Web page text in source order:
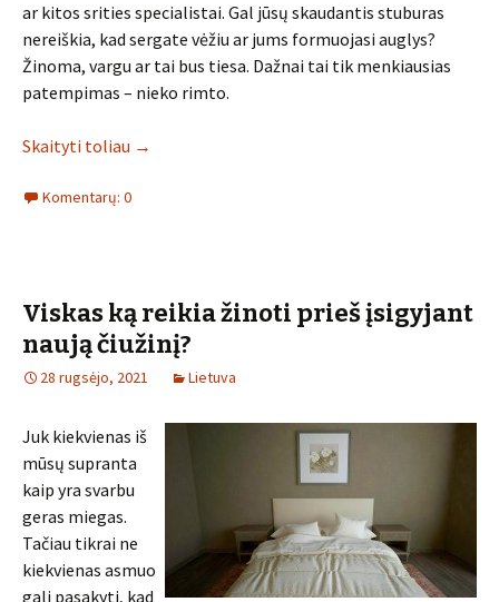
ar kitos srities specialistai. Gal jūsų skaudantis stuburas
nereiškia, kad sergate vėžiu ar jums formuojasi auglys?
Žinoma, vargu ar tai bus tiesa. Dažnai tai tik menkiausias
patempimas – nieko rimto.
Skaityti toliau →
Komentarų: 0
Viskas ką reikia žinoti prieš įsigyjant
naują čiužinį?
28 rugsėjo, 2021 Lietuva
Juk kiekvienas iš
mūsų supranta
kaip yra svarbu
geras miegas.
Tačiau tikrai ne
kiekvienas asmuo
gali pasakyti, kad